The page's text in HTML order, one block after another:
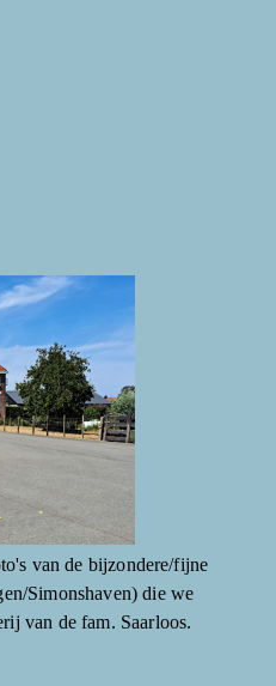
van de bijzondere/fijne
Simonshaven) die we
van de fam. Saarloos.